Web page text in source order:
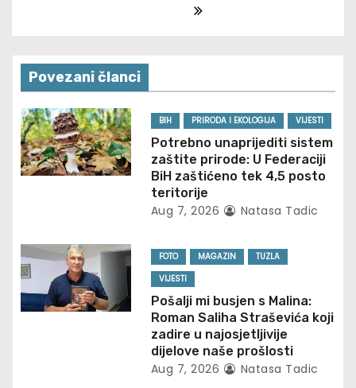
a
v
i
g
t
i
o
Povezani članci
BIH PRIRODA I EKOLOGIJA VIJESTI
Potrebno unaprijediti sistem
zaštite prirode: U Federaciji
BiH zaštićeno tek 4,5 posto
teritorije
Aug 7, 2026 Natasa Tadic
FOTO MAGAZIN
TUZLA
VIJESTI
Pošalji mi busjen s Malina:
Roman Saliha Straševića koji
zadire u najosjetljivije
dijelove naše prošlosti
Aug 7, 2026 Natasa Tadic